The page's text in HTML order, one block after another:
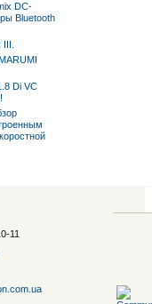
DC-
Bluetooth
Di VC
11